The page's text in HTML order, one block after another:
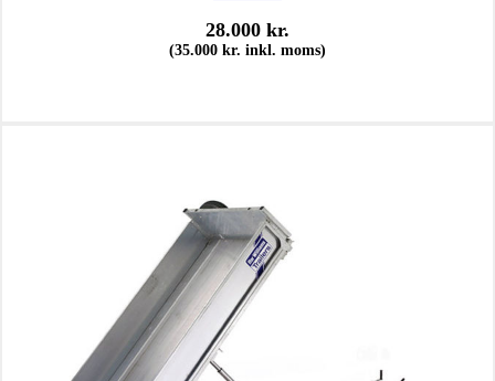
28.000 kr.
(35.000 kr. inkl. moms)